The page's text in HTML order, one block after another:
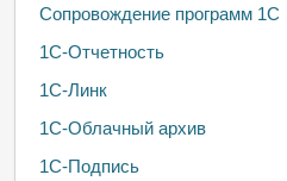
Сопровождение программ 1С
1С-Отчетность
1С-Линк
1С-Облачный архив
1С-Подпись